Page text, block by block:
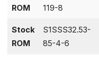
ROM
119-8
Stock
ROM
S1SSS32.53-
85-4-6